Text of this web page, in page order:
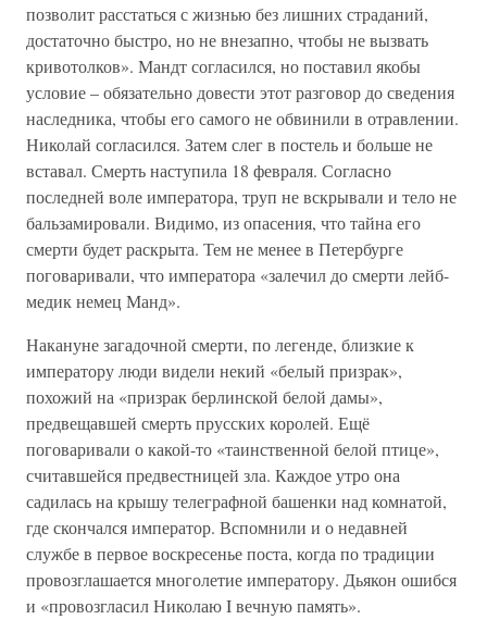
позволит расстаться с жизнью без лишних страданий,
достаточно быстро, но не внезапно, чтобы не вызвать
кривотолков». Мандт согласился, но поставил якобы
условие – обязательно довести этот разговор до сведения
наследника, чтобы его самого не обвинили в отравлении.
Николай согласился. Затем слег в постель и больше не
вставал. Смерть наступила 18 февраля. Согласно
последней воле императора, труп не вскрывали и тело не
бальзамировали. Видимо, из опасения, что тайна его
смерти будет раскрыта. Тем не менее в Петербурге
поговаривали, что императора «залечил до смерти лейб-
медик немец Манд».
Накануне загадочной смерти, по легенде, близкие к
императору люди видели некий «белый призрак»,
похожий на «призрак берлинской белой дамы»,
предвещавшей смерть прусских королей. Ещё
поговаривали о какой-то «таинственной белой птице»,
считавшейся предвестницей зла. Каждое утро она
садилась на крышу телеграфной башенки над комнатой,
где скончался император. Вспомнили и о недавней
службе в первое воскресенье поста, когда по традиции
провозглашается многолетие императору. Дьякон ошибся
и «провозгласил Николаю I вечную память».